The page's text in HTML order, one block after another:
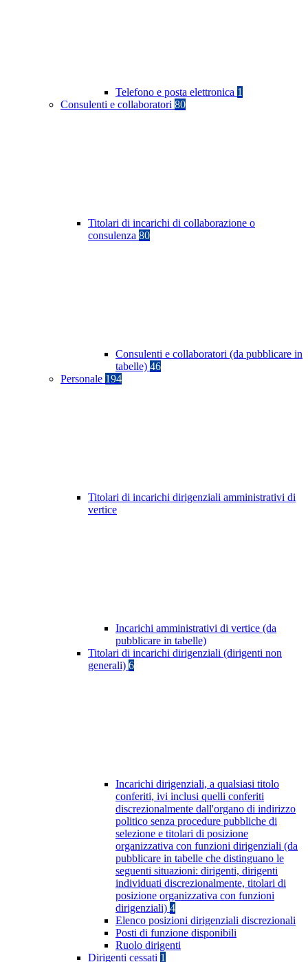
Telefono e posta elettronica 1
Consulenti e collaboratori 80
Titolari di incarichi di collaborazione o
consulenza 80
Consulenti e collaboratori (da pubblicare in
tabelle) 46
Personale 194
Titolari di incarichi dirigenziali amministrativi di
vertice
Incarichi amministrativi di vertice (da
pubblicare in tabelle)
Titolari di incarichi dirigenziali (dirigenti non
generali) 6
Incarichi dirigenziali, a qualsiasi titolo
conferiti, ivi inclusi quelli conferiti
discrezionalmente dall'organo di indirizzo
politico senza procedure pubbliche di
selezione e titolari di posizione
organizzativa con funzioni dirigenziali (da
pubblicare in tabelle che distinguano le
seguenti situazioni: dirigenti, dirigenti
individuati discrezionalmente, titolari di
posizione organizzativa con funzioni
dirigenziali) 4
Elenco posizioni dirigenziali discrezionali
Posti di funzione disponibili
Ruolo dirigenti
Dirigenti cessati 1